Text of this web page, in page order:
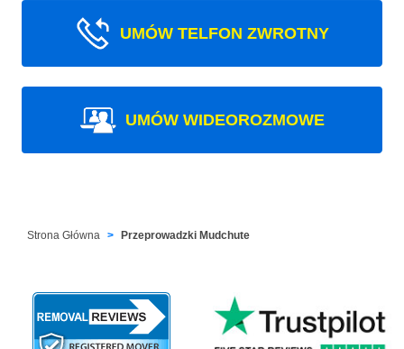
UMÓW TELFON ZWROTNY
UMÓW WIDEOROZMOWE
Strona Główna Przeprowadzki Mudchute